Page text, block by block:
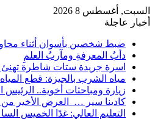
السبت, أغسطس 8 2026
أخبار عاجلة
ضبط شخصين بأسوان أثناء
دأبُ المعرفةِ ومآربُ العلمِ
اسرة جريدة ستات شاطرة تهنئ
مياه الشرب بالجيزة: قطع
زيارة ومباحثات أخوية..
كادينا سير … العرض الأخير من
التعليم العالي: غدًا الخميس